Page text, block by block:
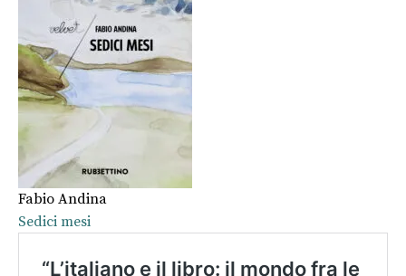
Fabio Andina
Sedici mesi